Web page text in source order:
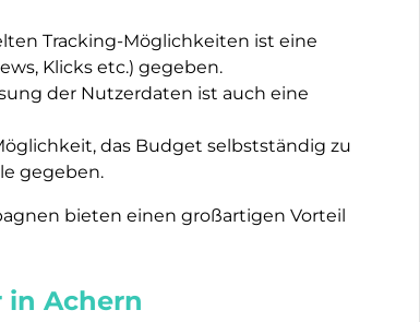
Tracking-Möglichkeiten ist eine
Klicks etc.) gegeben.
der Nutzerdaten ist auch eine
das Budget selbstständig zu
gegeben.
bieten einen großartigen Vorteil
in Achern